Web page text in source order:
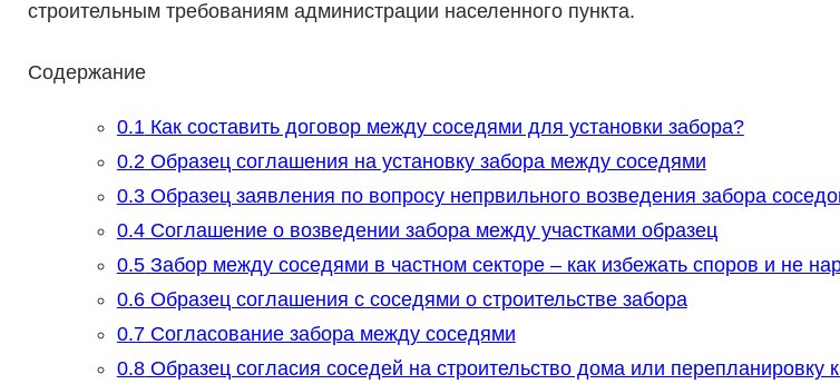
строительным требованиям администрации населенного пункта.
Содержание
0.1Как составить договор между соседями для установки забора?
0.2Образец соглашения на установку забора между соседями
0.3Образец заявления по вопросу непрвильного возведения забора
0.4Соглашение о возведении забора между участками образец
0.5Забор между соседями в частном секторе – как избежать споров и не
0.6Образец соглашения с соседями о строительстве забора
0.7Согласование забора между соседями
0.8Образец согласия соседей на строительство дома или перепланировку